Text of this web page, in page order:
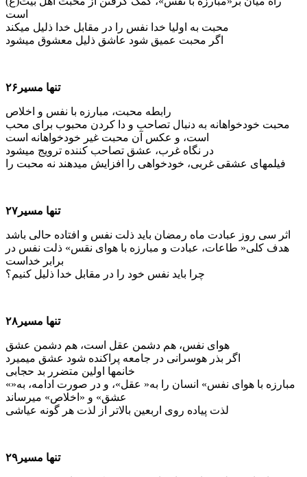
است
محبت به اولیا خدا نفس را در مقابل خدا ذلیل می­کند
اگر محبت عمیق شود عاشق ذلیل معشوق می­شود
تنها مسیر۲۶
رابطه محبت، مبارزه با نفس و اخلاص
محبت خودخواهانه به دنبال تصاحب و دا کردن محبوب برای محب
است، و عکس آن محبت غیر خودخواهانه است
در نگاه غرب، عشق تصاحب کننده ترویج می­شود
فیلم­های عشقی غربی، خودخواهی را افزایش می­دهند نه محبت را
تنها مسیر۲۷
اثر سی روز عبادت ماه رمضان باید ذلت نفس و افتاده حالی باشد
هدف کلی« طاعات، عبادت و مبارزه با هوای نقس» ذلت نفس در
برابر خداست
چرا باید نفس خود را در مقابل خدا ذلیل کنیم؟
تنها مسیر۲۸
هوای نفس، هم دشمن عقل است، هم دشمن عشق
اگر بذر هوسرانی در جامعه پراکنده شود عشق می­میرد
خانم­ها اولین متضرر بد حجابی
«مبارزه با هوای نفس» انسان را به« عقل»، و در صورت ادامه، به«
عشق» و «اخلاص» می­رساند
لذت پیاده روی اربعین بالاتر از لذت هر گونه عیاشی
تنها مسیر۲۹